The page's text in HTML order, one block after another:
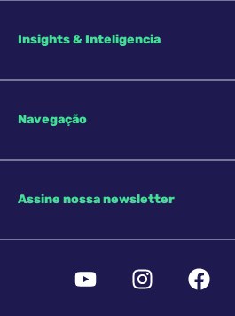
Insights & Inteligencia
Navegação
Assine nossa newsletter